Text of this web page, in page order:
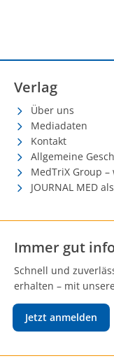
Verlag
Über uns
Mediadaten
Kontakt
Allgemeine
MedTriX Group
JOURNAL MED
Immer gut
Schnell und
erhalten – mit
Jetzt anmelden